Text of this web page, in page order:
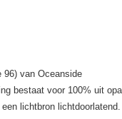
96) van Oceanside
bestaat voor 100% uit
lichtbron lichtdoorlatend.